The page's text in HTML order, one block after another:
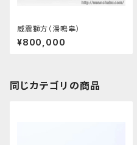
威震獅方（湯鳴皋）
¥800,000
同じカテゴリの商品